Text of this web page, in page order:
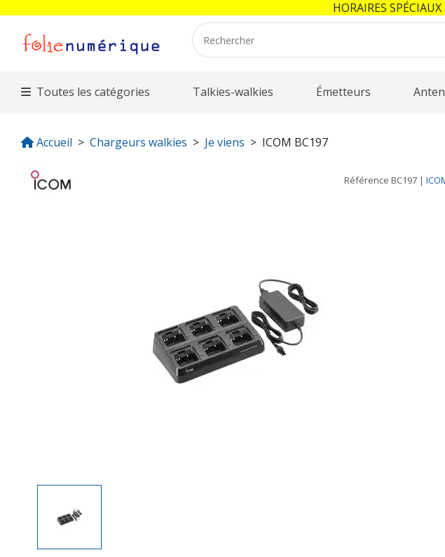
Toutes les catégories Talkies-walkies Émetteurs
Accueil Chargeurs walkies Je viens ICOM BC197
Référence BC197 |
HORAIRES SPÉCIAUX